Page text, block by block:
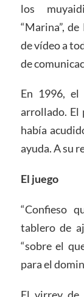
los
“Marina”,
de vídeo a
de
En 1996,
arrollado. El
había
ayuda. A su
El juego
“Confieso
tablero de
“sobre el
para el